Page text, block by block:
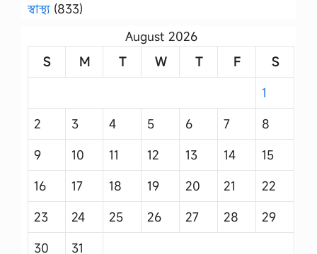
স্বাস্থ্য(833)
August 2026
S
M T W T F
S
1
2
3 4 5 6 7
8
9
10 11 12 13 14
15
16
17 18 19 20 21
22
23
24 25 26 27 28
29
30
31